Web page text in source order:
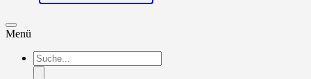
Menü
Products
search